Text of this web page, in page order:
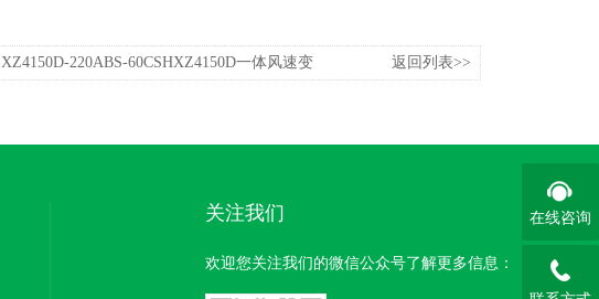
XZ4150D-220ABS-60CSHXZ4150D一体风速变
返回列表>>
关注我们
欢迎您关注我们的微信公众号了解更多信息：
在线咨询